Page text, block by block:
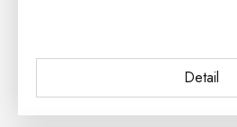
Detail
skříň PROVENCE je